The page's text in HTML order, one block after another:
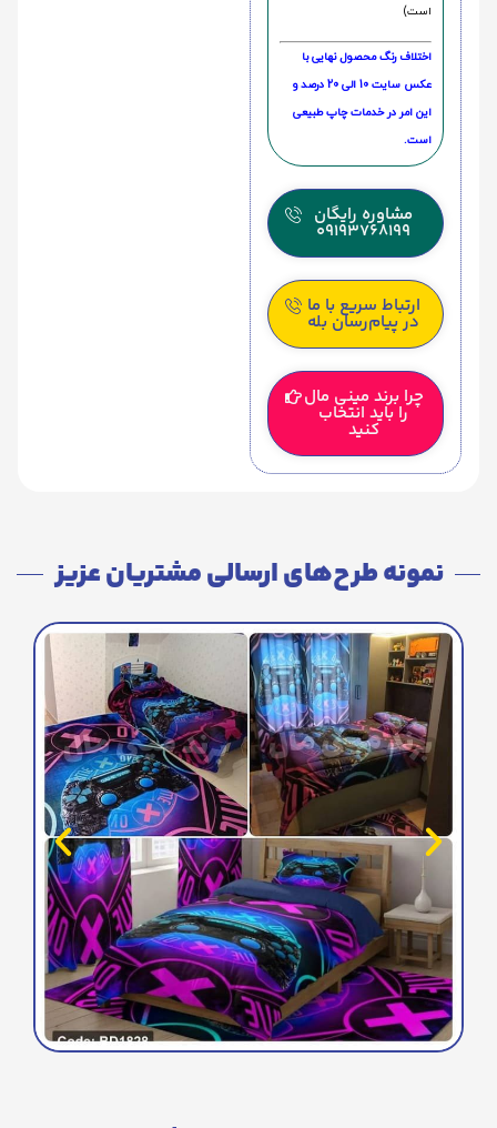
است)
اختلاف رنگ محصول نهایی با
عکس سایت 10 الی 20 درصد و
این امر در خدمات چاپ طبیعی
است.
مشاوره رایگان
09193768199
ارتباط سریع با ما
در پیام‌رسان بله
چرا برند مینی مال
را باید انتخاب
کنید
نمونه طرح‌های ارسالی مشتریان عزیز